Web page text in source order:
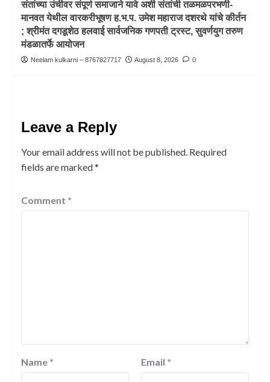
संतांच्या उंचीवर संपूर्ण समाजाने यावे अशी संतांची तळमळपरभणी-
मानवत येथील वारकरीभूषण ह.भ.प. उमेश महाराज दशरथे यांचे कीर्तन
; श्रीमंत दगडूशेठ हलवाई सार्वजनिक गणपती ट्रस्ट, सुवर्णयुग तरुण
मंडळातर्फे आयोजन
Neelam kulkarni – 8767827717 August 8, 2026 0
Leave a Reply
Your email address will not be published. Required
fields are marked*
Comment *
Name * Email *